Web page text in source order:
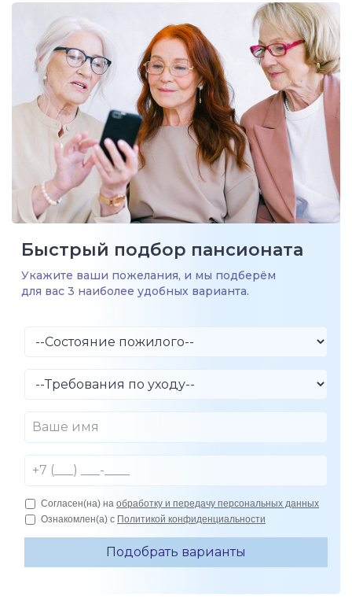
Быстрый подбор пансионата
Укажите ваши пожелания, и мы подберём
для вас 3 наиболее удобных варианта.